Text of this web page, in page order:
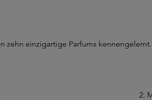
zehn einzigartige Parfums
2.